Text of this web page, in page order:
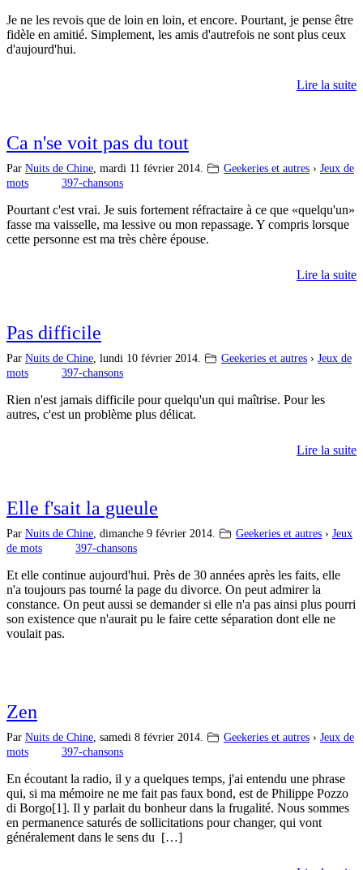
Je ne les revois que de loin en loin, et encore. Pourtant, je pense être
fidèle en amitié. Simplement, les amis d'autrefois ne sont plus ceux
d'aujourd'hui.
Lire la suite
Ca n'se voit pas du tout
Par Nuits de Chine mardi 11 février 2014. Geekeries et autres › Jeux de
mots
397-chansons
Pourtant c'est vrai. Je suis fortement réfractaire à ce que
quelqu'un
fasse ma vaisselle, ma lessive ou mon repassage. Y compris lorsque
cette personne est ma très chère épouse.
Lire la suite
Pas difficile
Par Nuits de Chine lundi 10 février 2014. Geekeries et autres › Jeux de
mots
397-chansons
Rien n'est jamais difficile pour quelqu'un qui maîtrise. Pour les
autres, c'est un problème plus délicat.
Lire la suite
Elle f'sait la gueule
Par Nuits de Chine dimanche 9 février 2014. Geekeries et autres › Jeux
de mots
397-chansons
Et elle continue aujourd'hui. Près de 30 années après les faits, elle
n'a toujours pas tourné la page du divorce. On peut admirer la
constance. On peut aussi se demander si elle n'a pas ainsi plus pourri
son existence que n'aurait pu le faire cette séparation dont elle ne
voulait pas.
Zen
Par Nuits de Chine samedi 8 février 2014. Geekeries et autres › Jeux de
mots
397-chansons
En écoutant la radio, il y a quelques temps, j'ai entendu une phrase
qui, si ma mémoire ne me fait pas faux bond, est de Philippe Pozzo
di Borgo[1]. Il y parlait du bonheur dans la frugalité. Nous sommes
en permanence saturés de sollicitations pour changer, qui vont
généralement dans le sens du […]